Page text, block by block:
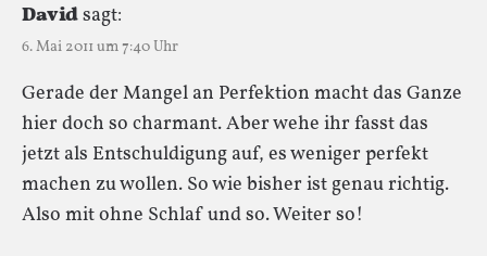
Davidsagt:
6. Mai 2011 um 7:40 Uhr
Gerade der Mangel an Perfektion macht das Ganze
hier doch so charmant. Aber wehe ihr fasst das
jetzt als Entschuldigung auf, es weniger perfekt
machen zu wollen. So wie bisher ist genau richtig.
Also mit ohne Schlaf und so. Weiter so!